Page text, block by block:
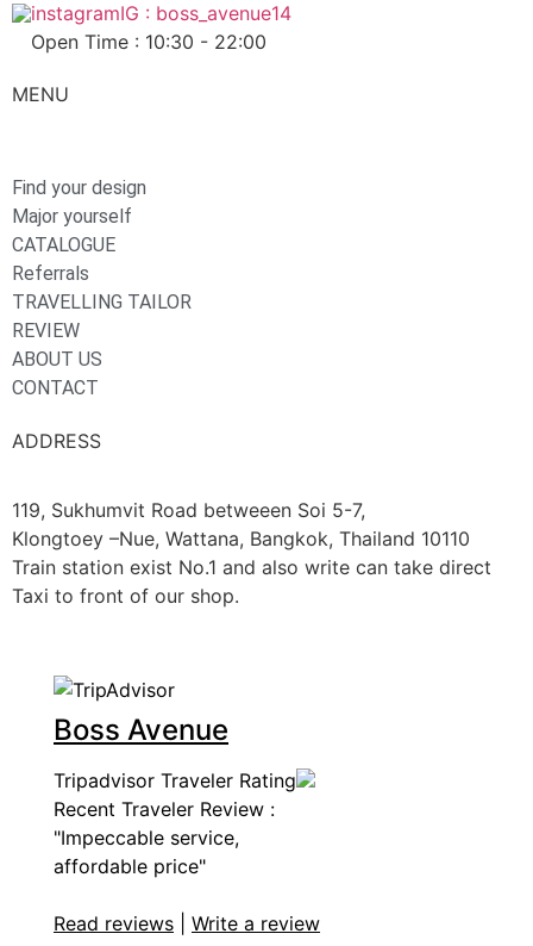
IG : boss_avenue14
Open Time : 10:30 - 22:00
MENU
Find your design
Major yourself
CATALOGUE
Referrals
TRAVELLING TAILOR
REVIEW
ABOUT US
CONTACT
ADDRESS
119, Sukhumvit Road betweeen Soi 5-7,
Klongtoey –Nue, Wattana, Bangkok, Thailand 10110
Train station exist No.1 and also write can take direct
Taxi to front of our shop.
Boss Avenue
Tripadvisor Traveler Rating
Recent Traveler Review :
"Impeccable service,
affordable price"
Read reviews Write a review